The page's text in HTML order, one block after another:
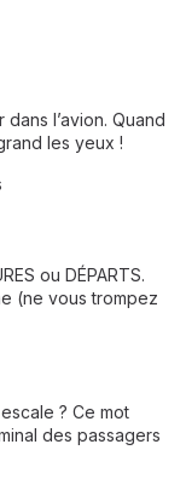
l’avion. Quand
les yeux !
ou DÉPARTS.
(ne vous trompez
? Ce mot
des passagers